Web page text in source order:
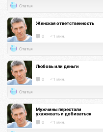
Статья
Женская ответственность
0 < 1 мин.
Статья
Любовь или деньги
0 < 1 мин.
Статья
Мужчины перестали
ухаживать и добиваться
0 < 1 мин.